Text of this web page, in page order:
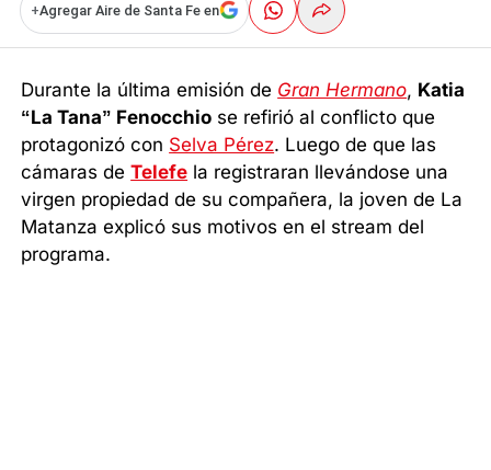
+Agregar Aire de Santa Fe en
Durante la última emisión de Gran Hermano, Katia
“La Tana” Fenocchio se refirió al conflicto que
protagonizó con Selva Pérez. Luego de que las
cámaras deTelefe la registraran llevándose una
virgen propiedad de su compañera, la joven de La
Matanza explicó sus motivos en el stream del
programa.